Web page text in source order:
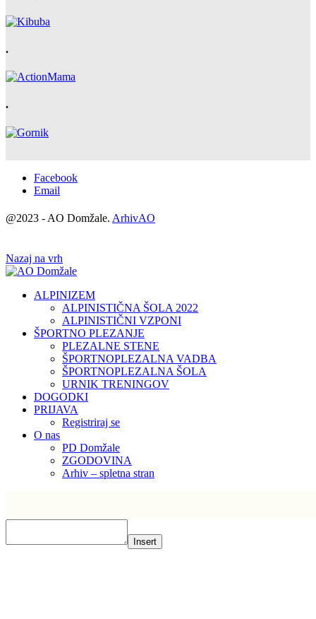
.
.
Facebook
Email
@2023 - AO Domžale. ArhivAO
Nazaj na vrh
ALPINIZEM
ALPINISTIČNA ŠOLA 2022
ALPINISTIČNI VZPONI
ŠPORTNO PLEZANJE
PLEZALNE STENE
ŠPORTNOPLEZALNA VADBA
ŠPORTNOPLEZALNA ŠOLA
URNIK TRENINGOV
DOGODKI
PRIJAVA
Registriraj se
O nas
PD Domžale
ZGODOVINA
Arhiv – spletna stran
Insert